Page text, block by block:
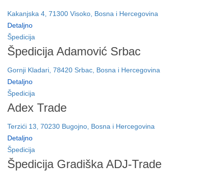
Kakanjska 4, 71300 Visoko, Bosna i Hercegovina
Detaljno
Špedicija
Špedicija Adamović Srbac
Gornji Kladari, 78420 Srbac, Bosna i Hercegovina
Detaljno
Špedicija
Adex Trade
Terzići 13, 70230 Bugojno, Bosna i Hercegovina
Detaljno
Špedicija
Špedicija Gradiška ADJ-Trade